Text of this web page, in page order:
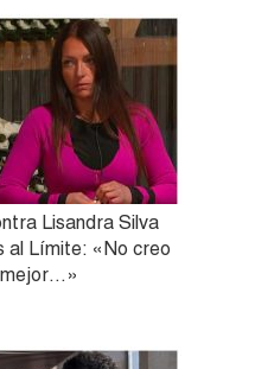
Lisandra Silva
al Límite: «No creo
mejor…»